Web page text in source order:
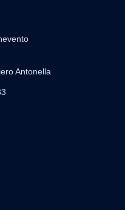
Antonella